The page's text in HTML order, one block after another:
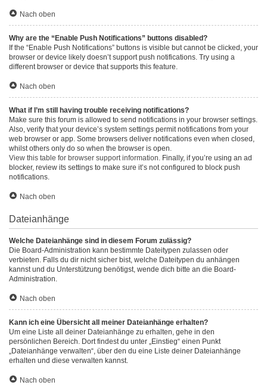
Nach oben
Why are the “Enable Push Notifications” buttons disabled?
If the “Enable Push Notifications” buttons is visible but cannot be clicked, your
browser or device likely doesn’t support push notifications. Try using a
different browser or device that supports this feature.
Nach oben
What if I’m still having trouble receiving notifications?
Make sure this forum is allowed to send notifications in your browser settings.
Also, verify that your device’s system settings permit notifications from your
web browser or app. Some browsers deliver notifications even when closed,
whilst others only do so when the browser is open.
View this table for browser support information. Finally, if you’re using an ad
blocker, review its settings to make sure it’s not configured to block push
notifications.
Nach oben
Dateianhänge
Welche Dateianhänge sind in diesem Forum zulässig?
Die Board-Administration kann bestimmte Dateitypen zulassen oder
verbieten. Falls du dir nicht sicher bist, welche Dateitypen du anhängen
kannst und du Unterstützung benötigst, wende dich bitte an die Board-
Administration.
Nach oben
Kann ich eine Übersicht all meiner Dateianhänge erhalten?
Um eine Liste all deiner Dateianhänge zu erhalten, gehe in den
persönlichen Bereich. Dort findest du unter „Einstieg“ einen Punkt
„Dateianhänge verwalten“, über den du eine Liste deiner Dateianhänge
erhalten und diese verwalten kannst.
Nach oben